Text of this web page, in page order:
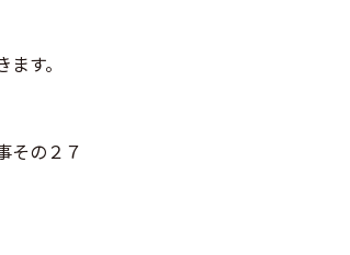
す。
その２７